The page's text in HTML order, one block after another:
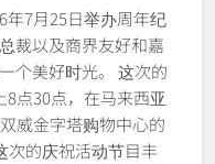
年7月25日举办周年纪
裁以及商界友好和嘉
个美好时光。 这次的
点30点，在马来西亚
威金字塔购物中心的
次的庆祝活动节目丰